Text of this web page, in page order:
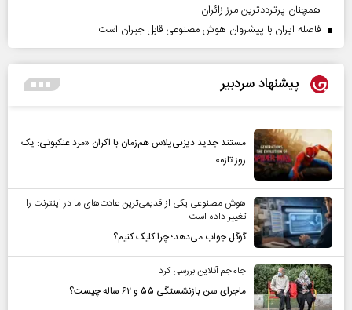
همچنان پرترددترین مرز زائران
فاصله ایران با پیشرو‌ان هوش مصنوعی قابل جبران است
پیشنهاد سردبیر
مستند جدید دیزنی‌پلاس هم‌زمان با اکران «مرد عنکبوتی: یک
روز تازه»
هوش مصنوعی یکی از قدیمی‌ترین عادت‌های ما در اینترنت را
تغییر داده است
گوگل جواب می‌دهد؛ چرا کلیک کنیم؟
جام‌جم آنلاین بررسی کرد
ماجرای سن بازنشستگی ۵۵ و ۶۲ ساله چیست؟